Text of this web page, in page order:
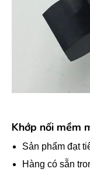
Khớp nối mềm
Sản phẩm đạt
Hàng có sẵn